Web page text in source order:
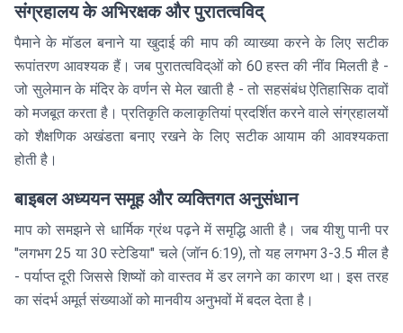
संग्रहालय के अभिरक्षक और पुरातत्वविद्
पैमाने के मॉडल बनाने या खुदाई की माप की व्याख्या करने के लिए सटीक
रूपांतरण आवश्यक हैं। जब पुरातत्वविद्ओं को 60 हस्त की नींव मिलती है -
जो सुलेमान के मंदिर के वर्णन से मेल खाती है - तो सहसंबंध ऐतिहासिक दावों
को मजबूत करता है। प्रतिकृति कलाकृतियां प्रदर्शित करने वाले संग्रहालयों
को शैक्षणिक अखंडता बनाए रखने के लिए सटीक आयाम की आवश्यकता
होती है।
बाइबल अध्ययन समूह और व्यक्तिगत अनुसंधान
माप को समझने से धार्मिक ग्रंथ पढ़ने में समृद्धि आती है। जब यीशु पानी पर
"लगभग 25 या 30 स्टेडिया" चले (जॉन 6:19), तो यह लगभग 3-3.5 मील है
- पर्याप्त दूरी जिससे शिष्यों को वास्तव में डर लगने का कारण था। इस तरह
का संदर्भ अमूर्त संख्याओं को मानवीय अनुभवों में बदल देता है।